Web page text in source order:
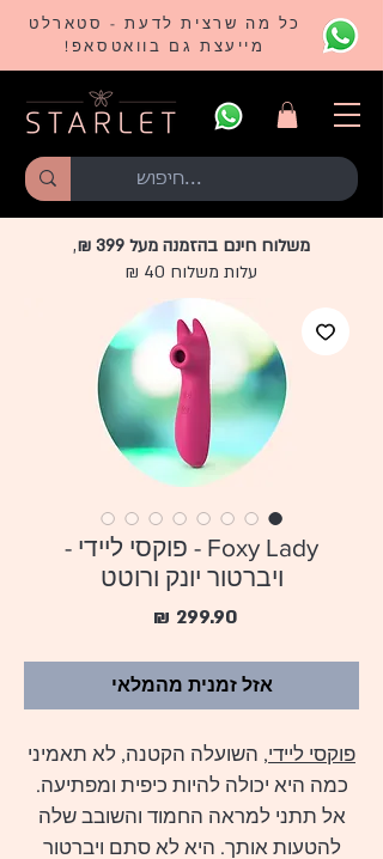
כל מה שרצית לדעת - סטארלט
מייעצת גם בוואטסאפ!
משלוח חינם בהזמנה מעל 399 ₪
,
עלות משלוח 40 ₪
Foxy Lady - פוקסי ליידי -
ויברטור יונק ורוטט
‏299.90 ‏₪
אזל זמנית מהמלאי
פוקסי ליידי , השועלה הקטנה, לא תאמיני
כמה היא יכולה להיות כיפית ומפתיעה.
אל תתני למראה החמוד והשובב שלה
להטעות אותך. היא לא סתם ויברטור